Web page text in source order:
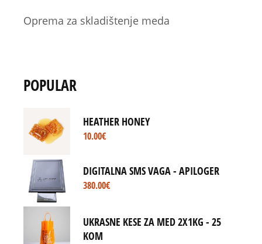
Oprema za skladištenje meda
POPULAR
HEATHER HONEY
10.00€
DIGITALNA SMS VAGA - APILOGER
380.00€
UKRASNE KESE ZA MED 2X1KG - 25
KOM